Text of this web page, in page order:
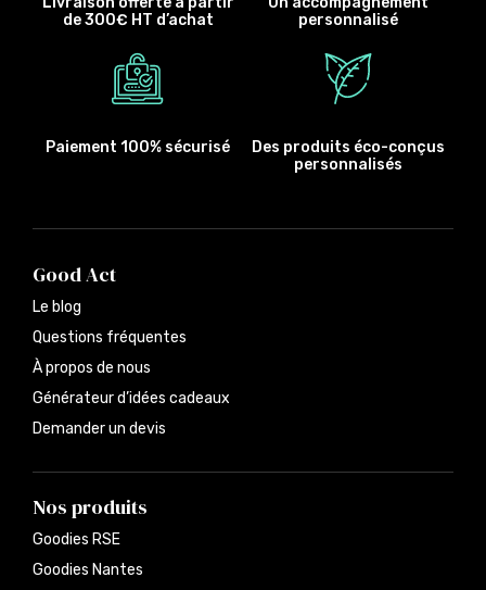
de 300€ HT d’achat
personnalisé
Paiement 100% sécurisé
Des produits éco-conçus
personnalisés
Good Act
Le blog
Questions fréquentes
À propos de nous
Générateur d’idées cadeaux
Demander un devis
Nos produits
Goodies RSE
Goodies Nantes